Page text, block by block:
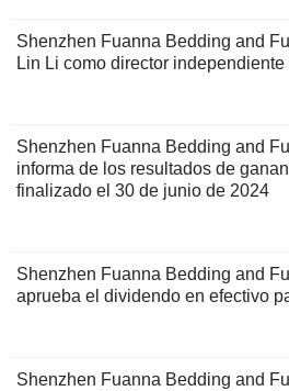
Shenzhen Fuanna Bedding and
Lin Li como director independiente
Shenzhen Fuanna Bedding and
informa de los resultados de
finalizado el 30 de junio de 2024
Shenzhen Fuanna Bedding and
aprueba el dividendo en efectivo
Shenzhen Fuanna Bedding and